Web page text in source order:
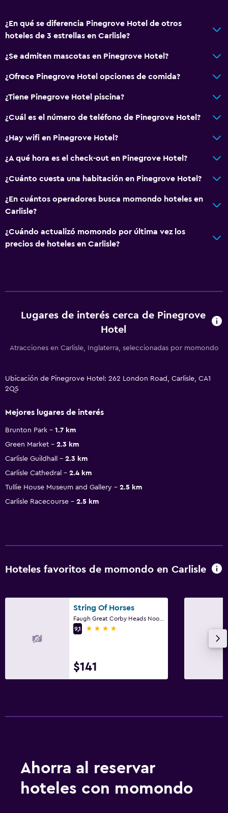
¿En qué se diferencia Pinegrove Hotel de otros
hoteles de 3 estrellas en Carlisle?
¿Se admiten mascotas en Pinegrove Hotel?
¿Ofrece Pinegrove Hotel opciones de comida?
¿Tiene Pinegrove Hotel piscina?
¿Cuál es el número de teléfono de Pinegrove Hotel?
¿Hay wifi en Pinegrove Hotel?
¿A qué hora es el check-out en Pinegrove Hotel?
¿Cuánto cuesta una habitación en Pinegrove Hotel?
¿En cuántos operadores busca momondo hoteles en
Carlisle?
¿Cuándo actualizó momondo por última vez los
precios de hoteles en Carlisle?
Lugares de interés cerca de Pinegrove
Hotel
Atracciones en Carlisle, Inglaterra, seleccionadas por momondo
Ubicación de Pinegrove Hotel: 262 London Road, Carlisle, CA1
2QS
Mejores lugares de interés
Brunton Park
1.7 km
Green Market
2.3 km
Carlisle Guildhall
2.3 km
Carlisle Cathedral
2.4 km
Tullie House Museum and Gallery
2.5 km
Carlisle Racecourse
2.5 km
Hoteles favoritos de momondo en Carlisle
String Of Horses
9,1
4 estrellas
$141
Ahorra al reservar
hoteles con momondo